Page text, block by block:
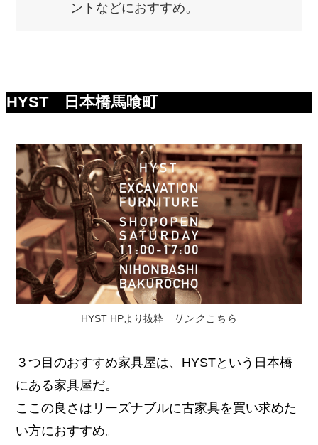
ントなどにおすすめ。
HYST 日本橋馬喰町
HYST HPより抜粋 リンクこちら
３つ目のおすすめ家具屋は、HYSTという日本橋
にある家具屋だ。
ここの良さはリーズナブルに古家具を買い求めた
い方におすすめ。